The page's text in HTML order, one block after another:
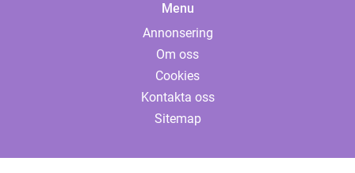
Menu
Annonsering
Om oss
Cookies
Kontakta oss
Sitemap